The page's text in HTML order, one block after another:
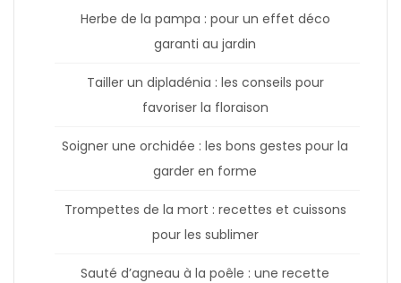
Herbe de la pampa : pour un effet déco
garanti au jardin
Tailler un dipladénia : les conseils pour
favoriser la floraison
Soigner une orchidée : les bons gestes pour la
garder en forme
Trompettes de la mort : recettes et cuissons
pour les sublimer
Sauté d’agneau à la poêle : une recette